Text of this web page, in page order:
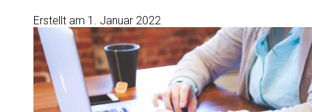
Erstellt am 1. Januar 2022